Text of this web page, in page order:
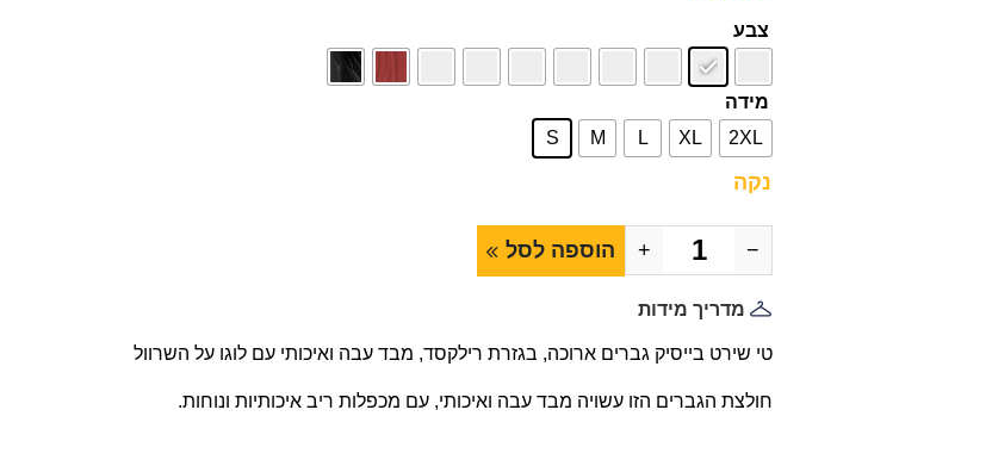
צבע
מידה
2XL
XL
L
M
S
נקה
−
+ הוספה לסל
מדריך מידות
טי שירט בייסיק גברים ארוכה, בגזרת רילקסד, מבד עבה ואיכותי עם לוגו על השרוול
חולצת הגברים הזו עשויה מבד עבה ואיכותי, עם מכפלות ריב איכותיות ונוחות.